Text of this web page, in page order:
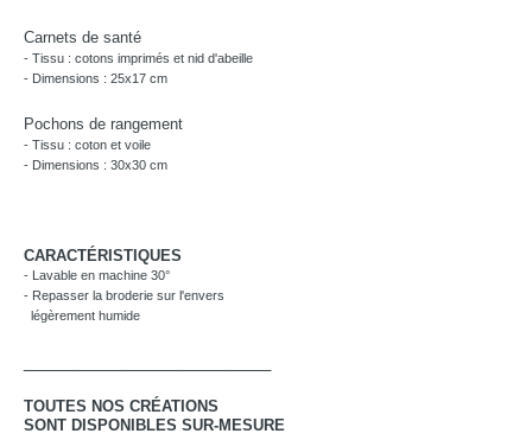
Carnets de santé
- Tissu : cotons imprimés et nid d'abeille
- Dimensions : 25x17 cm
Pochons de rangement
- Tissu : coton et voile
- Dimensions : 30x30 cm
CARACTÉRISTIQUES
- Lavable en machine 30°
- Repasser la broderie sur l'envers
légèrement humide
TOUTES NOS CRÉATIONS
SONT DISPONIBLES SUR-MESURE